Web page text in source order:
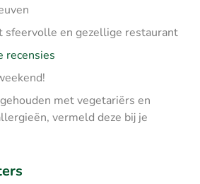
sfeervolle en gezellige restaurant
recensies
met vegetariërs en
vermeld deze bij je